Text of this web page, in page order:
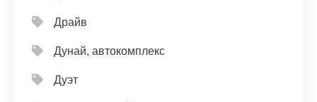
Драйв
Дунай, автокомплекс
Дуэт